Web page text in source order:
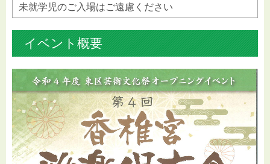
未就学児のご入場はご遠慮ください
イベント概要